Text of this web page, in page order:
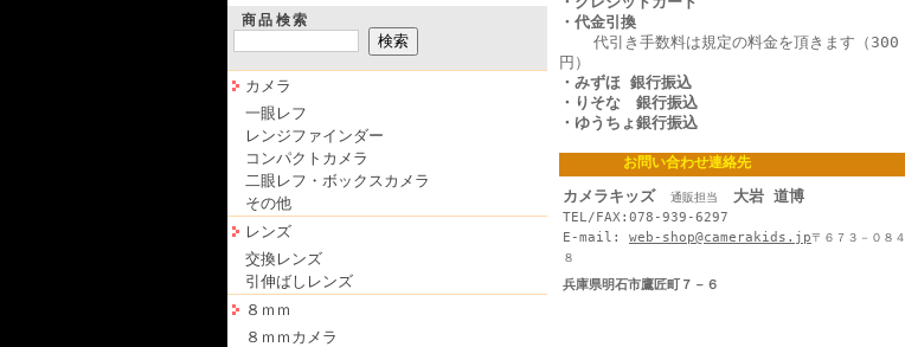
商品検索
カメラ
一眼レフ
レンジファインダー
コンパクトカメラ
二眼レフ・ボックスカメラ
その他
レンズ
交換レンズ
引伸ばしレンズ
８ｍｍ
８ｍｍカメラ
・代金引換
代引き手数料は規定の料金を頂きます（300
円）
・みずほ 銀行振込
・りそな 銀行振込
・ゆうちょ銀行振込
お問い合わせ連絡先
カメラキッズ 通販担当 大岩 道博
TEL/FAX:078-939-6297
E-mail: web-shop@camerakids.jp〒６７３－０８４
８
兵庫県明石市鷹匠町７－６